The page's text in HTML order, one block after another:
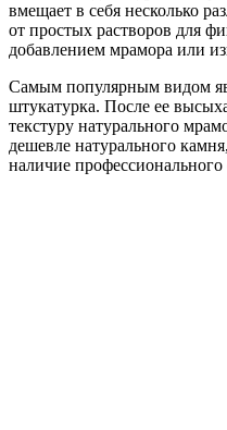
вмещает в себя несколько
от простых растворов для
добавлением мрамора или
Самым популярным видом
штукатурка. После ее
текстуру натурального
дешевле натурального
наличие профессионального